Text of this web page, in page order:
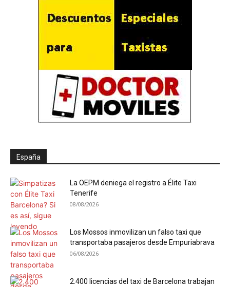
España
La OEPM deniega el registro a Élite Taxi
Tenerife
08/08/2026
Los Mossos inmovilizan un falso taxi que
transportaba pasajeros desde Empuriabrava
06/08/2026
2.400 licencias del taxi de Barcelona trabajan